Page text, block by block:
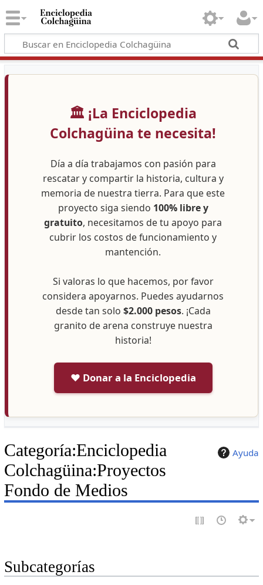
🏛️ ¡La Enciclopedia
Colchagüina te necesita!
Día a día trabajamos con pasión para
rescatar y compartir la historia, cultura y
memoria de nuestra tierra. Para que este
proyecto siga siendo 100% libre y
gratuito, necesitamos de tu apoyo para
cubrir los costos de funcionamiento y
mantención.
Si valoras lo que hacemos, por favor
considera apoyarnos. Puedes ayudarnos
desde tan solo $2.000 pesos. ¡Cada
granito de arena construye nuestra
historia!
❤️ Donar a la Enciclopedia
Ayuda
Categoría:Enciclopedia
Colchagüina:Proyectos
Fondo de Medios
Subcategorías